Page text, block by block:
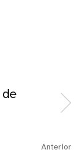
Anterior